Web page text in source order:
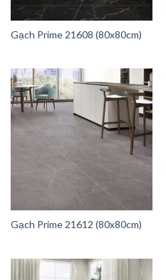
Gạch Prime 21608 (80x80cm)
Gạch Prime 21612 (80x80cm)